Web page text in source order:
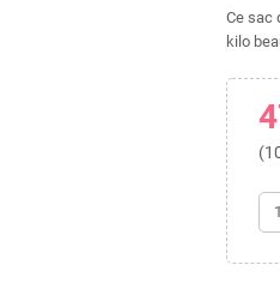
Ce sac
kilo